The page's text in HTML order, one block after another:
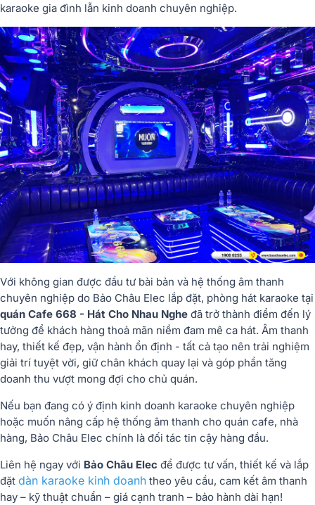
karaoke gia đình lẫn kinh doanh chuyên nghiệp.
Với không gian được đầu tư bài bản và hệ thống âm thanh
chuyên nghiệp do Bảo Châu Elec lắp đặt, phòng hát karaoke tại
quán Cafe 668 - Hát Cho Nhau Nghe đã trở thành điểm đến lý
tưởng để khách hàng thoả mãn niềm đam mê ca hát. Âm thanh
hay, thiết kế đẹp, vận hành ổn định - tất cả tạo nên trải nghiệm
giải trí tuyệt vời, giữ chân khách quay lại và góp phần tăng
doanh thu vượt mong đợi cho chủ quán.
Nếu bạn đang có ý định kinh doanh karaoke chuyên nghiệp
hoặc muốn nâng cấp hệ thống âm thanh cho quán cafe, nhà
hàng, Bảo Châu Elec chính là đối tác tin cậy hàng đầu.
Liên hệ ngay với Bảo Châu Elec để được tư vấn, thiết kế và lắp
đặt dàn karaoke kinh doanh theo yêu cầu, cam kết âm thanh
hay – kỹ thuật chuẩn – giá cạnh tranh – bảo hành dài hạn!